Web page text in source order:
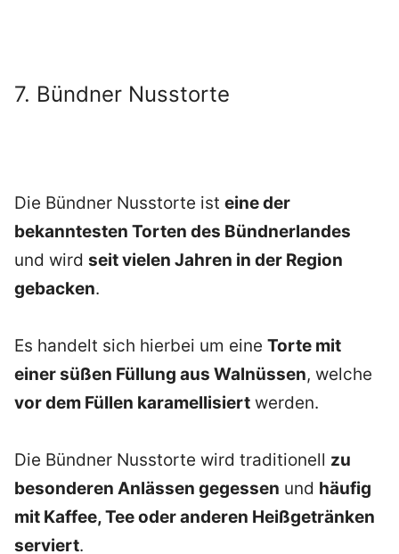
7. Bündner Nusstorte
Die Bündner Nusstorte ist eine der
bekanntesten Torten des Bündnerlandes
und wird seit vielen Jahren in der Region
gebacken.
Es handelt sich hierbei um eine Torte mit
einer süßen Füllung aus Walnüssen, welche
vor dem Füllen karamellisiert werden.
Die Bündner Nusstorte wird traditionell zu
besonderen Anlässen gegessen und häufig
mit Kaffee, Tee oder anderen Heißgetränken
serviert.